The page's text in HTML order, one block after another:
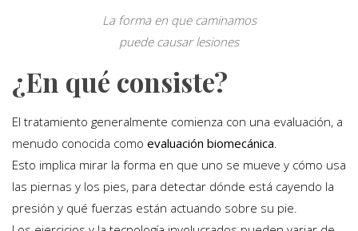
La forma en que caminamos
puede causar lesiones
¿En qué consiste?
El tratamiento generalmente comienza con una evaluación, a
menudo conocida como evaluación biomecánica
Esto implica mirar la forma en que uno se mueve y cómo usa
las piernas y los pies, para detectar dónde está cayendo la
presión y qué fuerzas están actuando sobre su pie.